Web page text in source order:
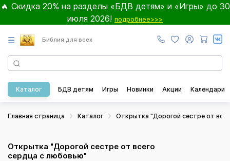
🔥 Скидка 20% на разделы «БДВ детям» и «Игры» до 30
июля 2026! подробнее>>>
☰ Библия для всех
Каталог БДВ детям Игры Новинки Акции Календари
Главная страница Каталог Открытка "Дорогой сестре от
Открытка "Дорогой сестре от всего
сердца с любовью"